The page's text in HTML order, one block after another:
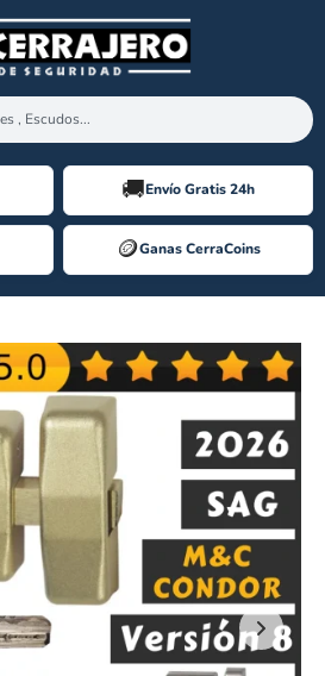
🚚Envío Gratis 24h
🪙️Ganas CerraCoins